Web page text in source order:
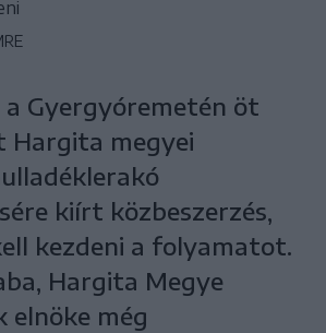
Gyergyóremetén öt
Hargita megyei
kiírt közbeszerzés,
kezdeni a folyamatot.
Hargita Megye
elnöke még